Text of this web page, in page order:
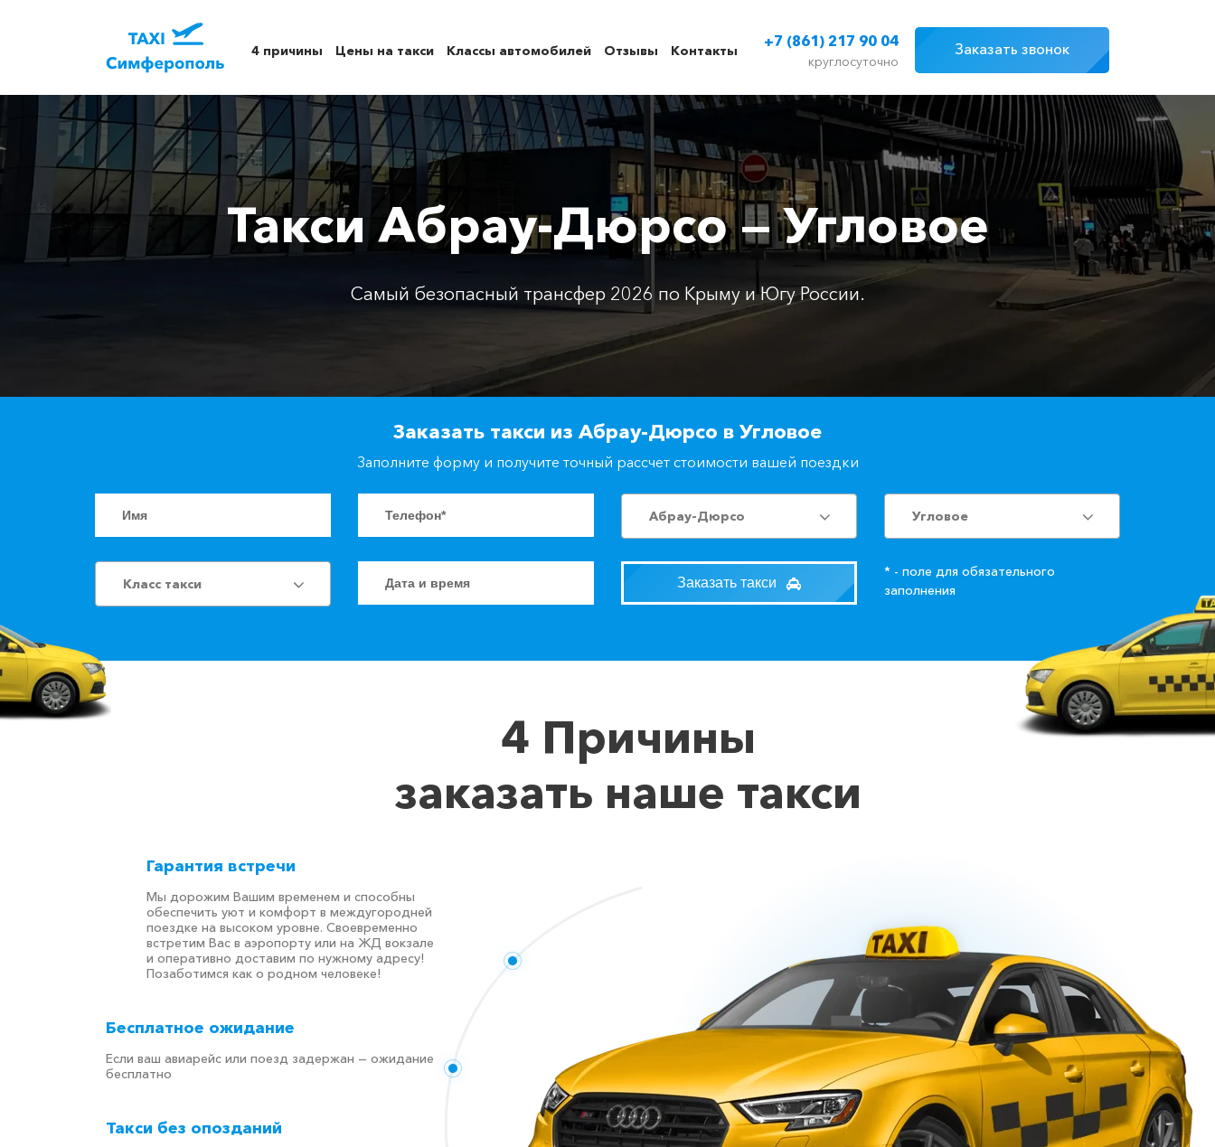
4 причины Цены на такси Классы автомобилей Отзывы Контакты
+7 (861) 217 90 04
круглосуточно
Заказать звонок
Такси Абрау-Дюрсо — Угловое
Самый безопасный трансфер 2026 по Крыму и Югу России.
Заказать такси из Абрау-Дюрсо в Угловое
Заполните форму и получите точный рассчет стоимости вашей поездки
Абрау-Дюрсо Угловое
Класс такси Заказать такси
* - поле для обязательного
заполнения
4 Причины
заказать наше такси
Гарантия встречи
Мы дорожим Вашим временем и способны
обеспечить уют и комфорт в междугородней
поездке на высоком уровне. Своевременно
встретим Вас в аэропорту или на ЖД вокзале
и оперативно доставим по нужному адресу!
Позаботимся как о родном человеке!
Бесплатное ожидание
Если ваш авиарейс или поезд задержан — ожидание
бесплатно
Такси без опозданий